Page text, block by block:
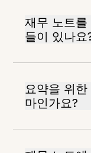
재무 노트를
들이 있나요
요약을 위
마인가요?